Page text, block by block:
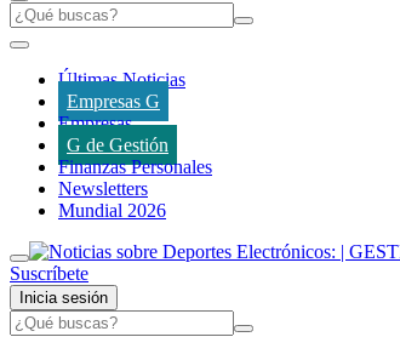
Últimas Noticias
Empresas G
Empresas
G de Gestión
Finanzas Personales
Newsletters
Mundial 2026
Suscríbete
Inicia sesión